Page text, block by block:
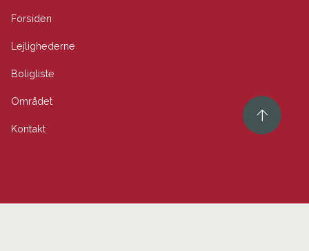
Forsiden
Lejlighederne
Boligliste
Området
Kontakt